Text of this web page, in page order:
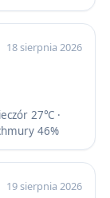
18 sierpnia 2026
27℃ ·
46%
19 sierpnia 2026